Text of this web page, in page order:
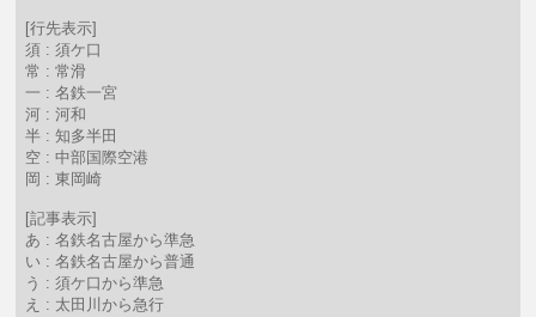
[行先表示]
須 : 須ケ口
常 : 常滑
一 : 名鉄一宮
河 : 河和
半 : 知多半田
空 : 中部国際空港
岡 : 東岡崎
[記事表示]
あ : 名鉄名古屋から準急
い : 名鉄名古屋から普通
う : 須ケ口から準急
え : 太田川から急行